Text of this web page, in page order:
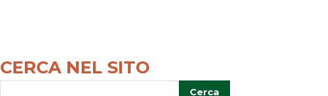
CERCA NEL SITO